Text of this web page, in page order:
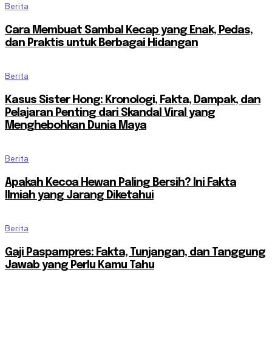
Berita
Cara Membuat Sambal Kecap yang Enak, Pedas,
dan Praktis untuk Berbagai Hidangan
Berita
Kasus Sister Hong: Kronologi, Fakta, Dampak, dan
Pelajaran Penting dari Skandal Viral yang
Menghebohkan Dunia Maya
Berita
Apakah Kecoa Hewan Paling Bersih? Ini Fakta
Ilmiah yang Jarang Diketahui
Berita
Gaji Paspampres: Fakta, Tunjangan, dan Tanggung
Jawab yang Perlu Kamu Tahu